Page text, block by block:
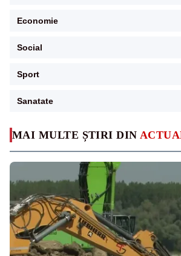
MAI MULTE ȘTIRI DIN
Economie
Social
Sport
Sanatate